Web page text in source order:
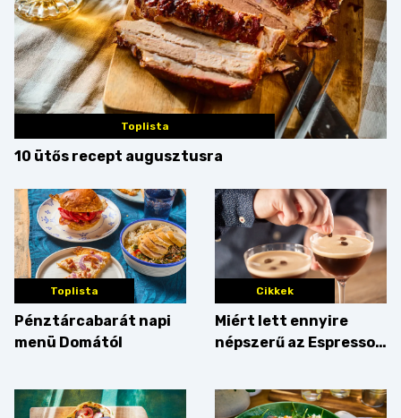
Toplista
10 ütős recept augusztusra
Toplista
Pénztárcabarát napi
menü Domától
Cikkek
Miért lett ennyire
népszerű az Espresso
érdemes enni mellé?